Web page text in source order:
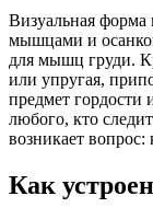
Визуальная форма
мышцами и
для мышц груди.
или упругая,
предмет гордости
любого, кто
возникает вопрос:
Как